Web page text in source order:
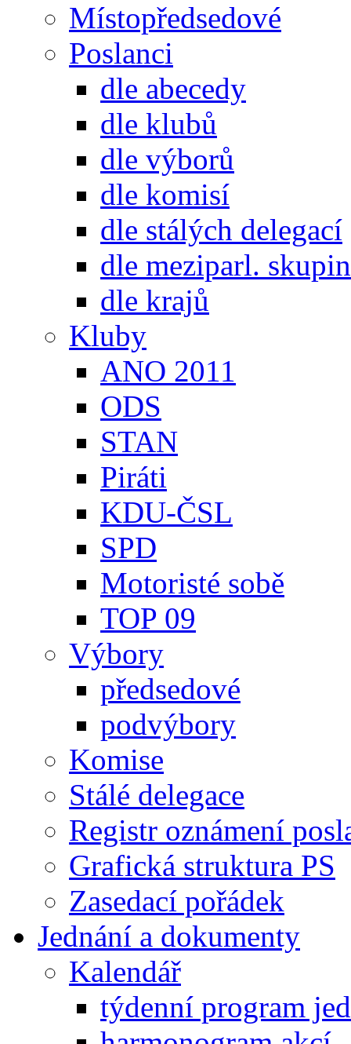
Místopředsedové
Poslanci
dle abecedy
dle klubů
dle výborů
dle komisí
dle stálých delegací
dle meziparl. skupin
dle krajů
Kluby
ANO 2011
ODS
STAN
Piráti
KDU-ČSL
SPD
Motoristé sobě
TOP 09
Výbory
předsedové
podvýbory
Komise
Stálé delegace
Registr oznámení
Grafická struktura PS
Zasedací pořádek
Jednání a dokumenty
Kalendář
týdenní program